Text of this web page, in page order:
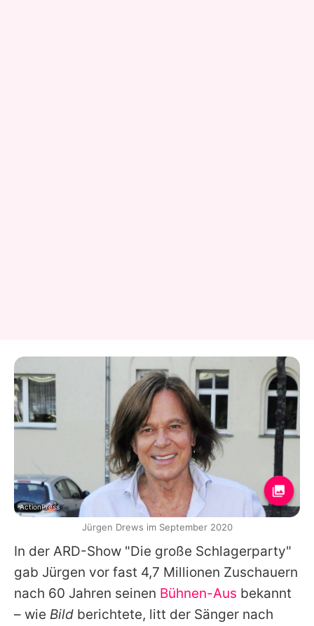
In der ARD-Show "Die große Schlagerparty"
gab Jürgen vor fast 4,7 Millionen Zuschauern
nach 60 Jahren seinen Bühnen-Aus bekannt
– wie Bild berichtete, litt der Sänger nach
ActionPress
Jürgen Drews im September 2020